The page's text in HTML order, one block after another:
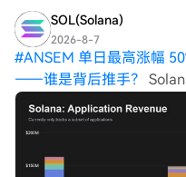
时，去中心化交易所（
明当前主导的交易类型（
收益低于此前热门的
健康且商业成本更低，但
Solana网络仍在持续建
力做准备。
SOL(Solana)
2026-8-7
#ANSEM 单日最高涨幅
——谁是背后推手？
七月份产生了8290万美元
水平。 2. Solana的网络